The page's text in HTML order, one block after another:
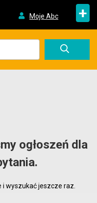
Moje Abc +
ogłoszeń dla
wyszukać jeszcze raz.